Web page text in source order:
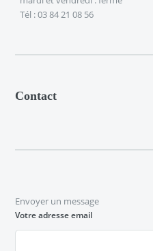
Tél : 03 84 21 08 56
Contact
Envoyer un message
Votre adresse email